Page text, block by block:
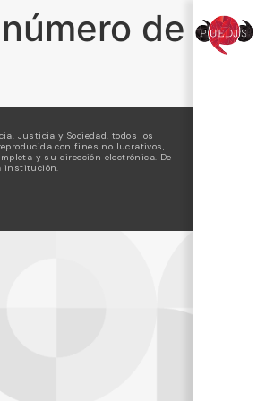
de
Justicia y Sociedad, todos los
con fines no lucrativos,
y su dirección electrónica. De
institución.